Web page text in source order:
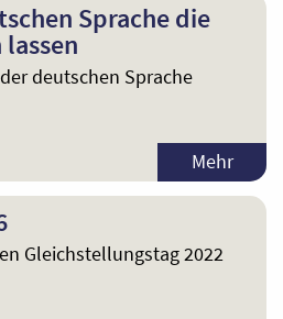
Sprache die
deutschen Sprache
Mehr
Gleichstellungstag 2022